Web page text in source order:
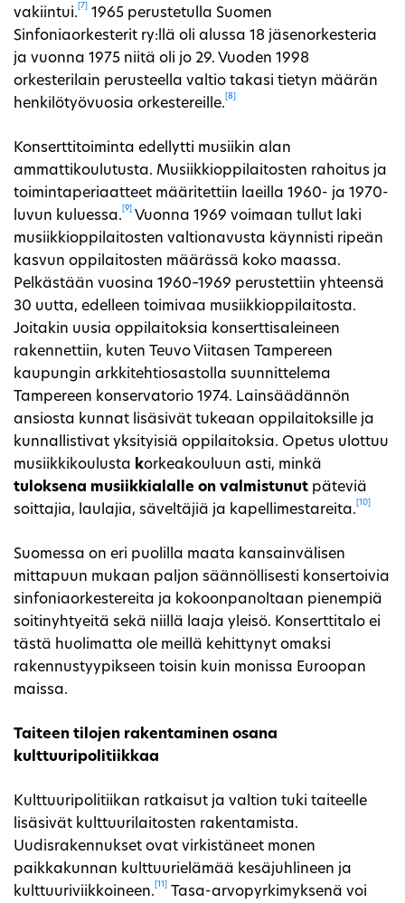
vakiintui.
[7]
1965 perustetulla Suomen
Sinfoniaorkesterit ry:llä oli alussa 18 jäsenorkesteria
ja vuonna 1975 niitä oli jo 29. Vuoden 1998
orkesterilain perusteella valtio takasi tietyn määrän
henkilötyövuosia orkestereille.
[8]
Konserttitoiminta edellytti musiikin alan
ammattikoulutusta. Musiikkioppilaitosten rahoitus ja
toimintaperiaatteet määritettiin laeilla 1960- ja 1970-
luvun kuluessa.
[9]
Vuonna 1969 voimaan tullut laki
musiikkioppilaitosten valtionavusta käynnisti ripeän
kasvun oppilaitosten määrässä koko maassa.
Pelkästään vuosina 1960–1969 perustettiin yhteensä
30 uutta, edelleen toimivaa musiikkioppilaitosta.
Joitakin uusia oppilaitoksia konserttisaleineen
rakennettiin, kuten Teuvo Viitasen Tampereen
kaupungin arkkitehtiosastolla suunnittelema
Tampereen konservatorio 1974. Lainsäädännön
ansiosta kunnat lisäsivät tukeaan oppilaitoksille ja
kunnallistivat yksityisiä oppilaitoksia. Opetus ulottuu
musiikkikoulusta korkeakouluun asti, minkä
tuloksena musiikkialalle on valmistunut päteviä
soittajia, laulajia, säveltäjiä ja kapellimestareita.
[10]
Suomessa on eri puolilla maata kansainvälisen
mittapuun mukaan paljon säännöllisesti konsertoivia
sinfoniaorkestereita ja kokoonpanoltaan pienempiä
soitinyhtyeitä sekä niillä laaja yleisö. Konserttitalo ei
tästä huolimatta ole meillä kehittynyt omaksi
rakennustyypikseen toisin kuin monissa Euroopan
maissa.
Taiteen tilojen rakentaminen osana
kulttuuripolitiikkaa
Kulttuuripolitiikan ratkaisut ja valtion tuki taiteelle
lisäsivät kulttuurilaitosten rakentamista.
Uudisrakennukset ovat virkistäneet monen
paikkakunnan kulttuurielämää kesäjuhlineen ja
kulttuuriviikkoineen.
[11]
Tasa-arvopyrkimyksenä voi